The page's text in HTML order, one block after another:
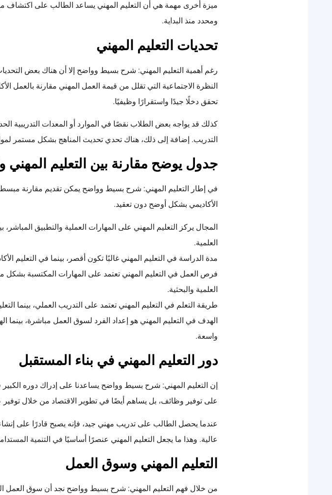
ميزة أخرى مهمة هي أن التعليم المهني يساعد الطالب على اكتشاف
ومحدد منذ البداية.
تحديات التعليم المهني
رغم أهمية التعليم المهني: شرح بسيط وواضح إلا أن هناك بعض
النظرة الاجتماعية التي تقلل من قيمة العمل المهني مقارنة بالعمل
تحقق دخلًا جيدًا واستقرارًا وظيفيًا.
كذلك قد يواجه بعض الطلاب نقصًا في الموارد أو المعدات التدريبية
التدريب. إضافة إلى ذلك، هناك تحدي تحديث المناهج بشكل مستمر
جدول يوضح مقارنة بين التعليم المهني
في إطار التعليم المهني: شرح بسيط وواضح يمكن تقديم مقارنة
الأكاديمي بشكل أوضح دون تعقيد.
المجال يركز التعليم المهني على المهارات العملية والتطبيق المباشر،
العلمية.
مدة الدراسة في التعليم المهني غالبًا تكون أقصر، بينما في التعليم
فرص العمل في التعليم المهني تعتمد على المهارات المكتسبة بشكل
العلمية والبحثية.
طريقة التعلم في التعليم المهني تعتمد على التدريب العملي، بينما
الهدف في التعليم المهني هو إعداد الفرد لسوق العمل مباشرة، بينما
واسعة.
دور التعليم المهني في بناء المستقبل
إن التعليم المهني: شرح بسيط وواضح يساعدنا على إدراك دوره
على توفير وظائف، بل يساهم أيضًا في تطوير الاقتصاد من خلال توفير
عندما يحصل الطالب على تدريب مهني جيد، فإنه يصبح قادرًا على
عالية. وهذا ما يجعل التعليم المهني عنصرًا أساسيًا في التنمية
التعليم المهني وسوق العمل
من خلال فهم التعليم المهني: شرح بسيط وواضح نجد أن سوق العمل